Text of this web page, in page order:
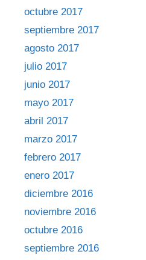
octubre 2017
septiembre 2017
agosto 2017
julio 2017
junio 2017
mayo 2017
abril 2017
marzo 2017
febrero 2017
enero 2017
diciembre 2016
noviembre 2016
octubre 2016
septiembre 2016